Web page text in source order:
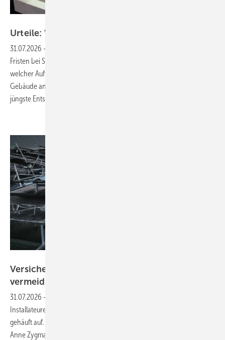
Urteile: Wann verjähren Mängel von
31.07.2026 -
Fristen bei Solaranlagen mit Heimspeichern geht. Viel hängt davon ab,
welcher Aufwand betrieben wurde, um die Komponenten ans
Gebäude anzupassen. Unser Experte RA Dr. Thomas Binder erläutert
jüngste Entscheidungen.
Versicherer: „Schäden sind in Teilen
vermeidbar“
31.07.2026 -
Installateure Nachholbedarf haben. Denn typische Fehler treten
gehäuft auf. Welche das sind und wie Abhilfe zu schaffen ist, erläutern
Anne Zygmanowksi und Lutz Erbe von der VGH Versicherung in